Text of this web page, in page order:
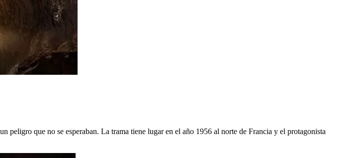
peligro que no se esperaban. La trama tiene lugar en el año 1956 al norte de Francia y el protagonista